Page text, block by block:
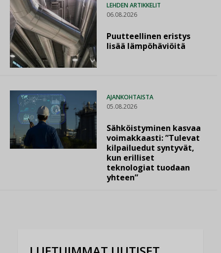
LEHDEN ARTIKKELIT
06.08.2026
Puutteellinen eristys
lisää lämpöhäviöitä
AJANKOHTAISTA
05.08.2026
Sähköistyminen kasvaa
voimakkaasti: ”Tulevat
kilpailuedut syntyvät,
kun erilliset
teknologiat tuodaan
yhteen”